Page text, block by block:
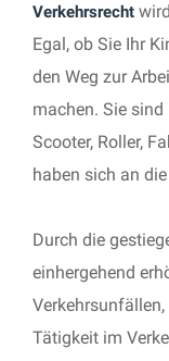
Verkehrsrecht
Egal, ob Sie Ihr
den Weg zur
machen. Sie
Scooter, Roller,
haben sich an
Durch die
einhergehend
Tätigkeit im